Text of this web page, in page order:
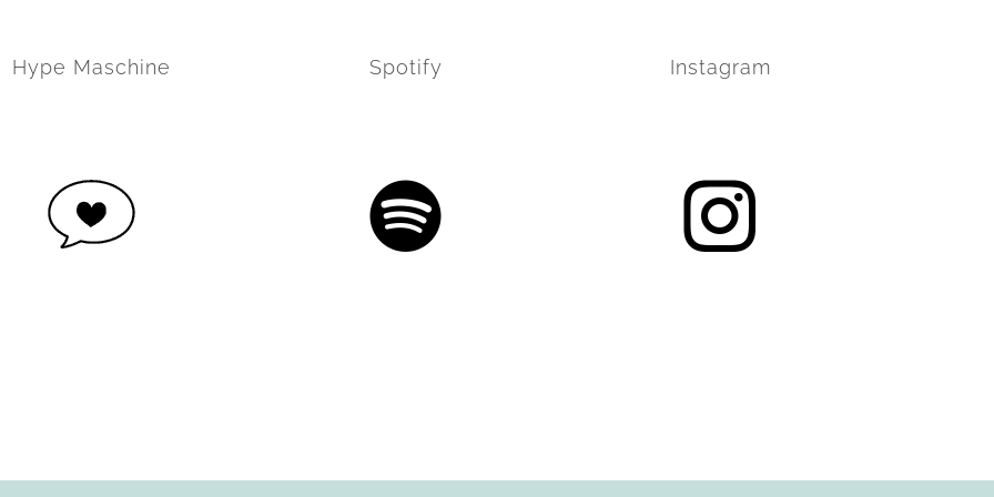
Hype Maschine Spotify Instagram